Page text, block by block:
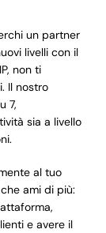
un partner
livelli con il
non ti
Il nostro
7,
sia a livello
al tuo
ami di più:
e avere il